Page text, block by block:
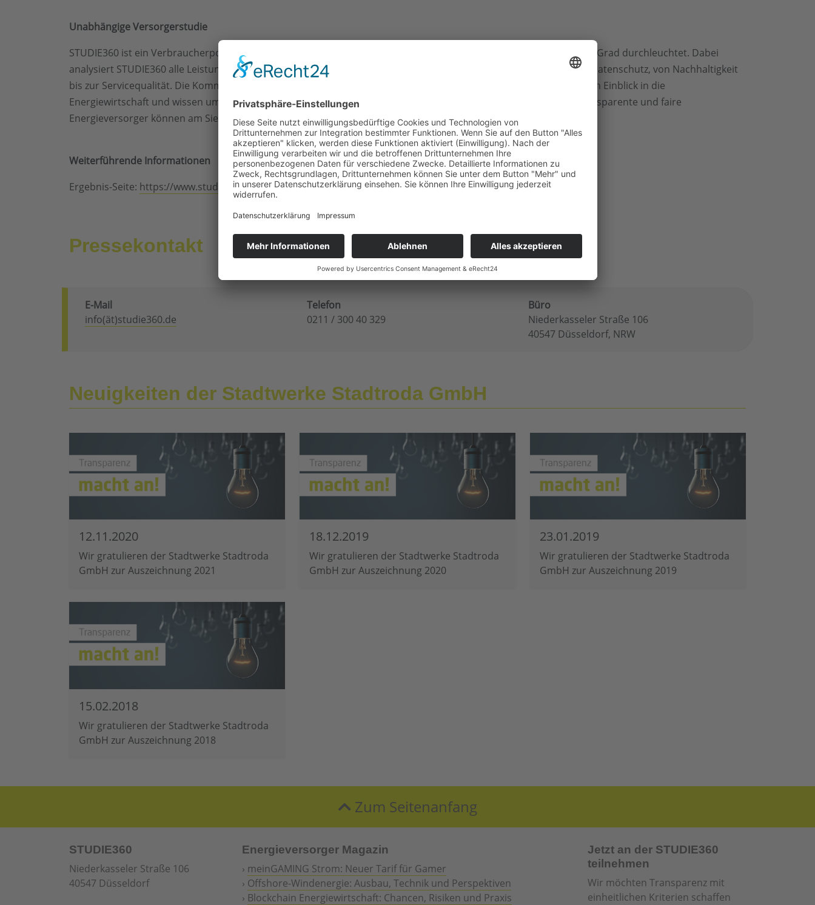
Unabhängige Versorgerstudie
STUDIE360 ist ein Verbraucherportal, das eine unabhängige Versorgerstudie durchführt, die den Energiemarkt 360 Grad durchleuchtet. Dabei
analysiert STUDIE360 alle Leistungen, die ein Energieversorger für seine Kunden erbringt. Von Vertragslaufzeit bis Datenschutz, von Nachhaltigkeit
bis zur Servicequalität. Die Kommunikationsspezialisten und Analysten der STUDIE360 haben seit Jahren einen tiefen Einblick in die
Energiewirtschaft und wissen um deren Schwachstellen. Dieses Fachwissen wird mit den Verbrauchern geteilt. Transparente und faire
Energieversorger können am Siegel der STUDIE360 erkannt werden.
Weiterführende Informationen
Ergebnis-Seite: https://www.studie360.de/energieversorger/Stadtwerke-Stadtroda-GmbH.html
Pressekontakt
E-Mail
info(ät)studie360.de
Telefon
0211 / 300 40 329
Büro
Niederkasseler Straße 106
40547 Düsseldorf, NRW
Neuigkeiten der Stadtwerke Stadtroda GmbH
12.11.2020
Wir gratulieren der Stadtwerke Stadtroda
GmbH zur Auszeichnung 2021
18.12.2019
Wir gratulieren der Stadtwerke Stadtroda
GmbH zur Auszeichnung 2020
23.01.2019
Wir gratulieren der Stadtwerke Stadtroda
GmbH zur Auszeichnung 2019
15.02.2018
Wir gratulieren der Stadtwerke Stadtroda
GmbH zur Auszeichnung 2018
Zum Seitenanfang
STUDIE360
Niederkasseler Straße 106
40547 Düsseldorf
Energieversorger Magazin
› meinGAMING Strom: Neuer Tarif für Gamer
› Offshore-Windenergie: Ausbau, Technik und Perspektiven
› Blockchain Energiewirtschaft: Chancen, Risiken und Praxis
Jetzt an der STUDIE360
teilnehmen
Wir möchten Transparenz mit
einheitlichen Kriterien schaffen